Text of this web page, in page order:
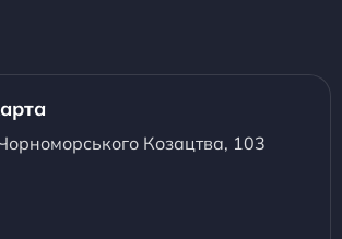
Козацтва, 103